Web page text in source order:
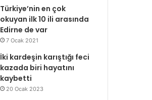
Türkiye’nin en çok
okuyan ilk 10 ili arasında
Edirne de var
7 Ocak 2021
İki kardeşin karıştığı feci
kazada biri hayatını
kaybetti
20 Ocak 2023